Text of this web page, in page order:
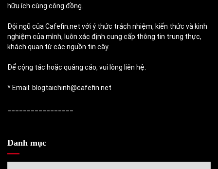
hữu ích cùng cộng đồng.
Đội ngũ của Cafefin.net với ý thức trách nhiệm, kiến thức và kinh
nghiệm của mình, luôn xác định cung cấp thông tin trung thực,
khách quan từ các nguồn tin cậy.
Để cộng tác hoặc quảng cáo, vui lòng liên hệ:
* Email: blogtaichinh@cafefin.net
Danh mục